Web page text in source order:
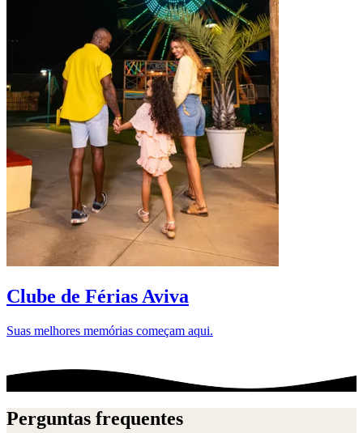
Clube de Férias Aviva
Suas melhores memórias começam aqui.
Perguntas frequentes